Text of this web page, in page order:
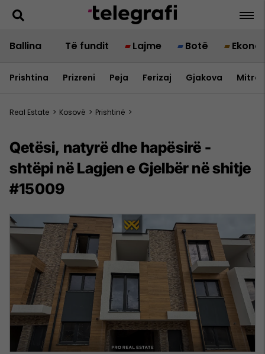
Ballina Të fundit Lajme Botë
Prishtina Prizreni Peja Ferizaj Gjakova
Real Estate > Kosovë > Prishtinë >
Qetësi, natyrë dhe hapësirë -
shtëpi në Lagjen e Gjelbër në shitje
#15009